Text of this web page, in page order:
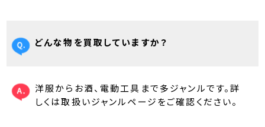
どんな物を買取していますか？
洋服からお酒、電動工具まで多ジャンルです。詳
しくは取扱いジャンルページをご確認ください。